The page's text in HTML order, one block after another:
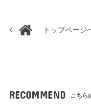
トップページ
RECOMMEND こちら